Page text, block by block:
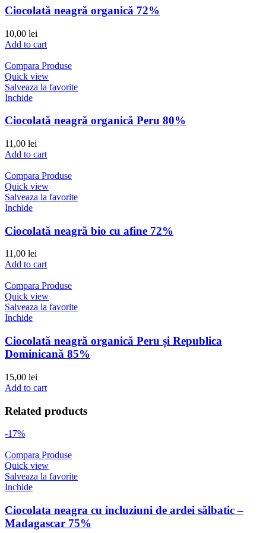
Ciocolată neagră organică 72%
10,00 lei
Add to cart
Compara Produse
Quick view
Salveaza la favorite
Inchide
Ciocolată neagră organică Peru 80%
11,00 lei
Add to cart
Compara Produse
Quick view
Salveaza la favorite
Inchide
Ciocolată neagră bio cu afine 72%
11,00 lei
Add to cart
Compara Produse
Quick view
Salveaza la favorite
Inchide
Ciocolată neagră organică Peru și Republica
Dominicană 85%
15,00 lei
Add to cart
Related products
-17%
Compara Produse
Quick view
Salveaza la favorite
Inchide
Ciocolata neagra cu incluziuni de ardei sălbatic –
Madagascar 75%